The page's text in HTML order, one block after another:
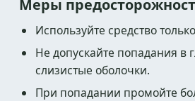
Меры
Используйте средство
Не допускайте попадания в
слизистые оболочки.
При попадании промойте